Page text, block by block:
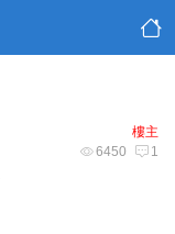
樓主
6450 1